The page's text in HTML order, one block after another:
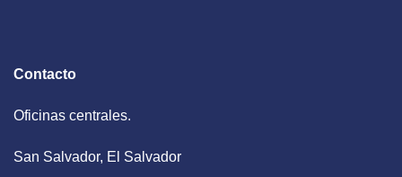
Contacto
Oficinas centrales.
San Salvador, El Salvador